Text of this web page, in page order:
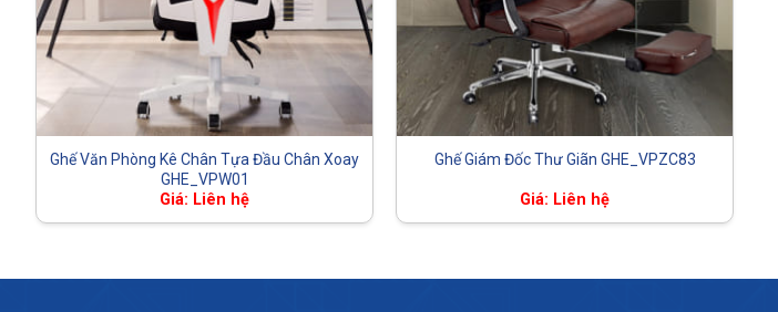
Ghế Văn Phòng Kê Chân Tựa Đầu Chân Xoay
GHE_VPW01
Giá: Liên hệ
Ghế Giám Đốc Thư Giãn GHE_VPZC83
Giá: Liên hệ